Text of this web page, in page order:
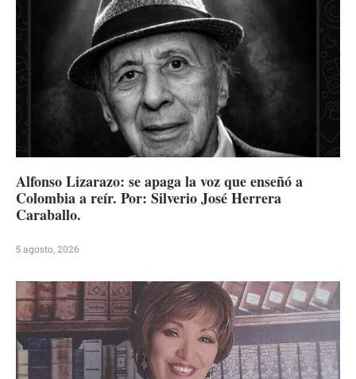
Alfonso Lizarazo: se apaga la voz que enseñó a
Colombia a reír. Por: Silverio José Herrera
Caraballo.
5 agosto, 2026